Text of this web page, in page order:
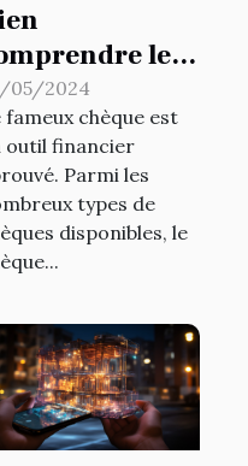
le
de
talon pour
gestion
des
05/2024
fameux chèque est
outil financier
Parmi les
types de
disponibles, le